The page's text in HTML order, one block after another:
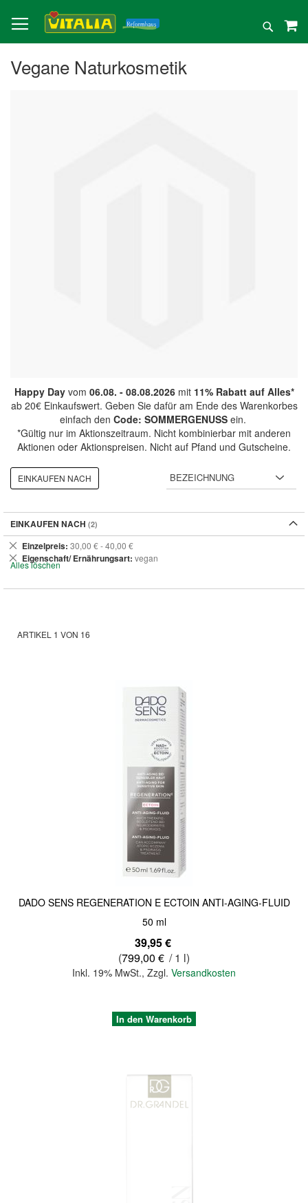
zum
Inhalt
Suche
Vegane Naturkosmetik
Happy Dayvom 06.08. - 08.08.2026mit 11% Rabatt auf Alles*
ab 20€ Einkaufswert. Geben Sie dafür am Ende des Warenkorbes
einfach den Code: SOMMERGENUSSein.
*Gültig nur im Aktionszeitraum. Nicht kombinierbar mit anderen
Aktionen oder Aktionspreisen. Nicht auf Pfand und Gutscheine.
ARTIKEL 1 VON 16
DADO SENS REGENERATION E ECTOIN ANTI-AGING-FLUID
50 ml
39,95 €
(799,00 € / 1 l)
Inkl. 19% MwSt., Zzgl. Versandkosten
In den Warenkorb
EINKAUFEN NACH
EINKAUFEN NACH
Einzelpreis 30,00 € - 40,00 €
Dies
entfernen
Eigenschaft/ Ernährungsart vegan
Dies
entfernen
Alles löschen